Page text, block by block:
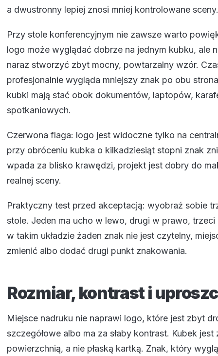
a dwustronny lepiej znosi mniej kontrolowane sceny.
Przy stole konferencyjnym nie zawsze warto
logo może wyglądać dobrze na jednym kubku, ale
naraz stworzyć zbyt mocny, powtarzalny wzór.
profesjonalnie wygląda mniejszy znak po obu
kubki mają stać obok dokumentów, laptopów,
spotkaniowych.
Czerwona flaga: logo jest widoczne tylko na
przy obróceniu kubka o kilkadziesiąt stopni znak
wpada za blisko krawędzi, projekt jest dobry do
realnej sceny.
Praktyczny test przed akceptacją: wyobraź sobie
stole. Jeden ma ucho w lewo, drugi w prawo, trzeci
w takim układzie żaden znak nie jest czytelny,
zmienić albo dodać drugi punkt znakowania.
Rozmiar, kontrast i
Miejsce nadruku nie naprawi logo, które jest zbyt
szczegółowe albo ma za słaby kontrast. Kubek
powierzchnią, a nie płaską kartką. Znak, który